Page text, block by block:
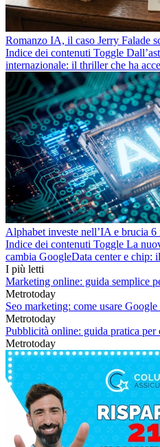
Romanzo IA, il caso Jerry Falade
Indice dei contenuti Toggle
internazionale: il thriller che ha
Alphabet investe nell’IA e brucia
Indice dei contenuti Toggle La
cambia GoogleData center e chip:
I più letti
Marketing online: guida semplice
Metrotoday
Seo marketing: come usare
Metrotoday
Pubblicità online: guida pratica per
Metrotoday